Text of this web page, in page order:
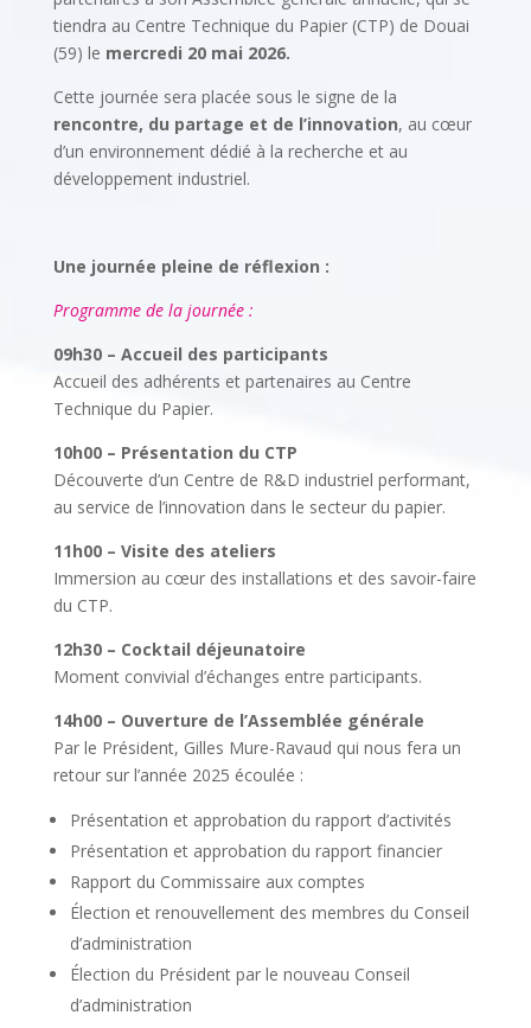
tiendra au Centre Technique du Papier (CTP) de Douai
(59) le mercredi 20 mai 2026.
Cette journée sera placée sous le signe de la
rencontre, du partage et de l’innovation, au cœur
d’un environnement dédié à la recherche et au
développement industriel.
Une journée pleine de réflexion :
Programme de la journée :
09h30 – Accueil des participants
Accueil des adhérents et partenaires au Centre
Technique du Papier.
10h00 – Présentation du CTP
Découverte d’un Centre de R&D industriel performant,
au service de l’innovation dans le secteur du papier.
11h00 – Visite des ateliers
Immersion au cœur des installations et des savoir-faire
du CTP.
12h30 – Cocktail déjeunatoire
Moment convivial d’échanges entre participants.
14h00 – Ouverture de l’Assemblée générale
Par le Président, Gilles Mure-Ravaud qui nous fera un
retour sur l’année 2025 écoulée :
Présentation et approbation du rapport d’activités
Présentation et approbation du rapport financier
Rapport du Commissaire aux comptes
Élection et renouvellement des membres du Conseil
d’administration
Élection du Président par le nouveau Conseil
d’administration